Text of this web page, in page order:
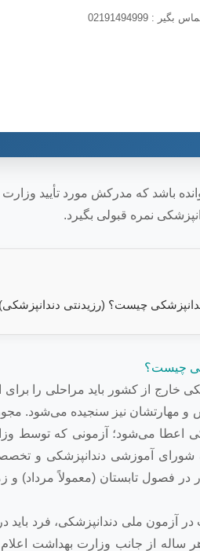
: 02191494999
باشد که مدرکش مورد تأیید
نمره قبولی بگیرد.
چیست؟ (رزیدنتی دندانپزشکی)
چیست؟
خارج از کشور باید مراحلی را
مهارتشان نیز سنجیده می‌شود.
اعطا می‌شود؛ آزمونی که
شورای آموزشی دندانپزشکی
در فصول تابستان (معمولاً مرداد)
آزمون ملی دندانپزشکی، فرد
هر ساله از جانب وزارت بهداشت